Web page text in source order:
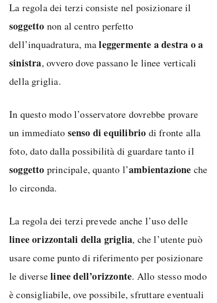
La regola dei terzi consiste nel posizionare il
soggetto non al centro perfetto
dell’inquadratura, maleggermente a destra o a
sinistra, ovvero dove passano le linee verticali
della griglia.
In questo modo l’osservatore dovrebbe provare
un immediato senso di equilibrio di fronte alla
foto, dato dalla possibilità di guardare tanto il
soggetto principale, quanto l’ambientazione che
lo circonda.
La regola dei terzi prevede anche l’uso delle
linee orizzontali della griglia, che l’utente può
usare come punto di riferimento per posizionare
le diverselinee dell’orizzonte. Allo stesso modo
è consigliabile, ove possibile, sfruttare eventuali